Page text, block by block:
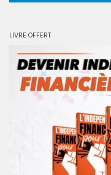
LIVRE OFFERT